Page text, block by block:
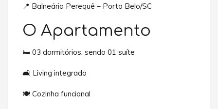
📍 Balneário Perequê – Porto Belo/SC
O Apartamento
🛏️ 03 dormitórios, sendo 01 suíte
🛋️ Living integrado
🍽️ Cozinha funcional